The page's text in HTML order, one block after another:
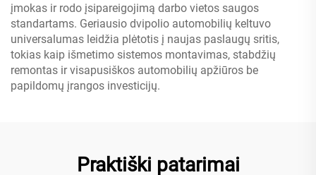
įmokas ir rodo įsipareigojimą darbo vietos saugos
standartams. Geriausio dvipolio automobilių keltuvo
universalumas leidžia plėtotis į naujas paslaugų sritis,
tokias kaip išmetimo sistemos montavimas, stabdžių
remontas ir visapusiškos automobilių apžiūros be
papildomų įrangos investicijų.
Praktiški patarimai